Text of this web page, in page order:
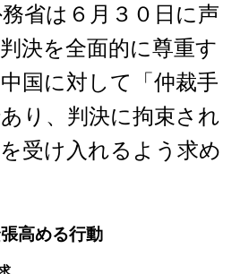
省は６月３０日に声
決を全面的に尊重す
国に対して「仲裁手
り、判決に拘束され
受け入れるよう求め
高める行動